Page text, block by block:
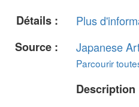
Détails :
Plus
Source :
Japanese
Parcourir
Description